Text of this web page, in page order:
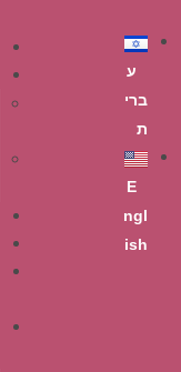
ע
ברי
ת
E
ngl
ish